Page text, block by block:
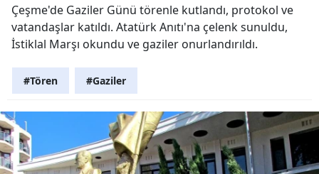
Çeşme'de Gaziler Günü törenle kutlandı, protokol ve
vatandaşlar katıldı. Atatürk Anıtı'na çelenk sunuldu,
İstiklal Marşı okundu ve gaziler onurlandırıldı.
#Tören #Gaziler